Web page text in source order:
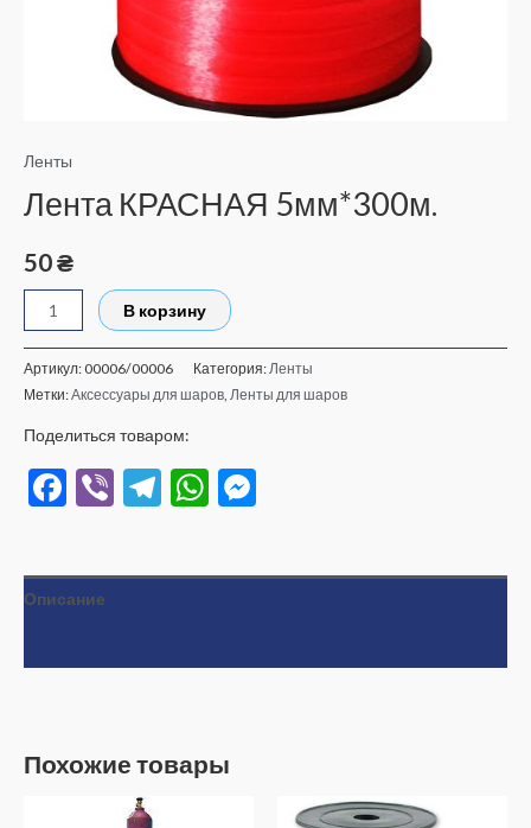
Ленты
Лента КРАСНАЯ 5мм*300м.
50₴
В корзину
Артикул:00006/00006 Категория: Ленты
Метки:Аксессуары для шаров Ленты для шаров
Поделиться товаром:
Facebook
ViberTelegram
WhatsApp
Описание
Похожие товары